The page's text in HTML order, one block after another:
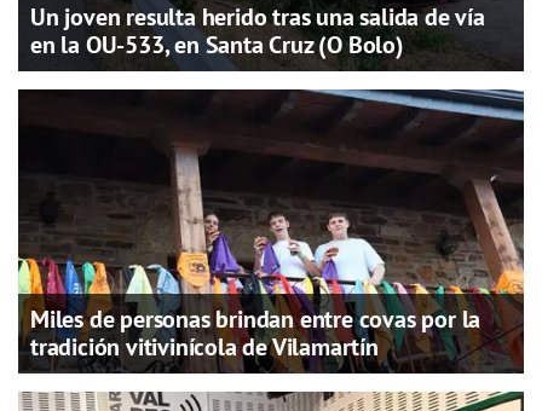
Un joven resulta herido tras una salida de vía
en la OU-533, en Santa Cruz (O Bolo)
Miles de personas brindan entre covas por la
tradición vitivinícola de Vilamartín